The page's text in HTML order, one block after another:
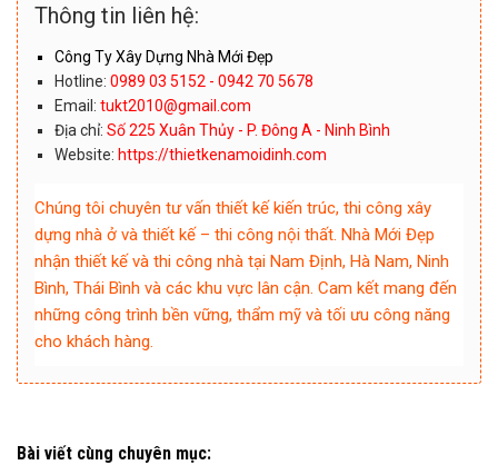
Thông tin liên hệ:
Công Ty Xây Dựng Nhà Mới Đẹp
Hotline: 0989 03 5152 - 0942 70 5678
Email: tukt2010@gmail.com
Địa chỉ: Số 225 Xuân Thủy - P. Đông A - Ninh Bình
Website: https://thietkenamoidinh.com
Chúng tôi chuyên tư vấn thiết kế kiến trúc, thi công xây
dựng nhà ở và thiết kế – thi công nội thất. Nhà Mới Đẹp
nhận thiết kế và thi công nhà tại Nam Định, Hà Nam, Ninh
Bình, Thái Bình và các khu vực lân cận. Cam kết mang đến
những công trình bền vững, thẩm mỹ và tối ưu công năng
cho khách hàng.
Bài viết cùng chuyên mục: